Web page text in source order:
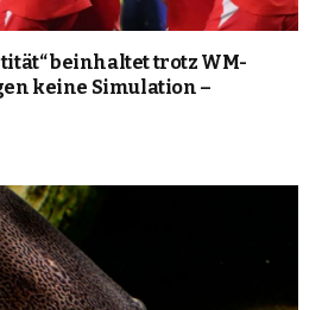
beinhaltet trotz WM-
keine Simulation –